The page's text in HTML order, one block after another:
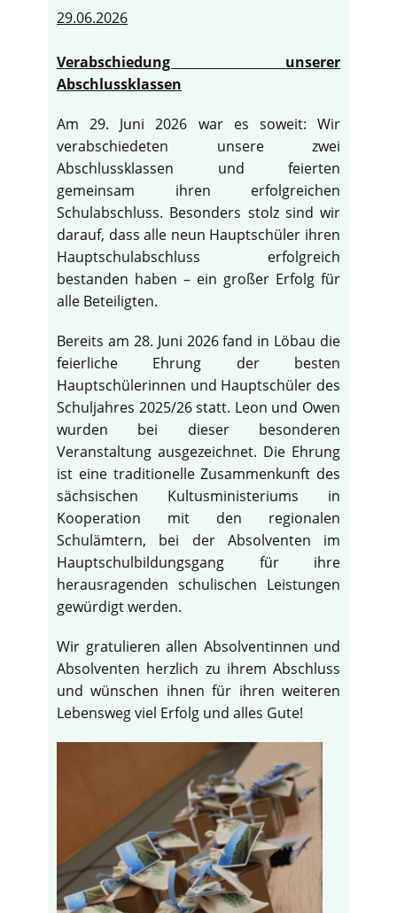
29.06.2026
Verabschiedung unserer
Abschlussklassen
Am 29. Juni 2026 war es soweit: Wir
verabschiedeten unsere zwei
Abschlussklassen und feierten
gemeinsam ihren erfolgreichen
Schulabschluss. Besonders stolz sind wir
darauf, dass alle neun Hauptschüler ihren
Hauptschulabschluss erfolgreich
bestanden haben – ein großer Erfolg für
alle Beteiligten.
Bereits am 28. Juni 2026 fand in Löbau die
feierliche Ehrung der besten
Hauptschülerinnen und Hauptschüler des
Schuljahres 2025/26 statt. Leon und Owen
wurden bei dieser besonderen
Veranstaltung ausgezeichnet. Die Ehrung
ist eine traditionelle Zusammenkunft des
sächsischen Kultusministeriums in
Kooperation mit den regionalen
Schulämtern, bei der Absolventen im
Hauptschulbildungsgang für ihre
herausragenden schulischen Leistungen
gewürdigt werden.
Wir gratulieren allen Absolventinnen und
Absolventen herzlich zu ihrem Abschluss
und wünschen ihnen für ihren weiteren
Lebensweg viel Erfolg und alles Gute!